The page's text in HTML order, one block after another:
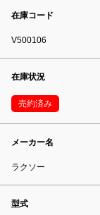
在庫コード
V500106
在庫状況
売約済み
メーカー名
ラクソー
型式